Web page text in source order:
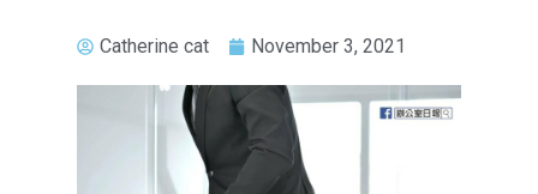
Catherine cat November 3, 2021